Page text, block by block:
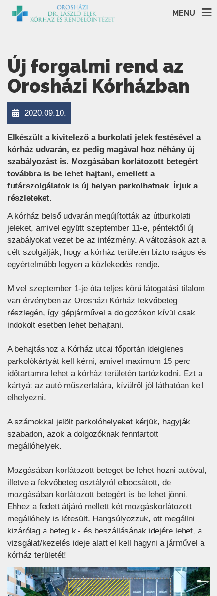
MENU
Új forgalmi rend az
Orosházi Kórházban
2020.09.10.
Elkészült a kivitelező a burkolati jelek festésével a
kórház udvarán, ez pedig magával hoz néhány új
szabályozást is. Mozgásában korlátozott betegért
továbbra is be lehet hajtani, emellett a
futárszolgálatok is új helyen parkolhatnak. Írjuk a
részleteket.
A kórház belső udvarán megújították az útburkolati
jeleket, amivel együtt szeptember 11-e, péntektől új
szabályokat vezet be az intézmény. A változások azt a
célt szolgálják, hogy a kórház területén biztonságos és
egyértelműbb legyen a közlekedés rendje.
Mivel szeptember 1-je óta teljes körű látogatási tilalom
van érvényben az Orosházi Kórház fekvőbeteg
részlegén, így gépjárművel a dolgozókon kívül csak
indokolt esetben lehet behajtani.
A behajtáshoz a Kórház utcai főportán ideiglenes
parkolókártyát kell kérni, amivel maximum 15 perc
időtartamra lehet a kórház területén tartózkodni. Ezt a
kártyát az autó műszerfalára, kívülről jól láthatóan kell
elhelyezni.
A számokkal jelölt parkolóhelyeket kérjük, hagyják
szabadon, azok a dolgozóknak fenntartott
megállóhelyek.
Mozgásában korlátozott beteget be lehet hozni autóval,
illetve a fekvőbeteg osztályról elbocsátott, de
mozgásában korlátozott betegért is be lehet jönni.
Ehhez a fedett átjáró mellett két mozgáskorlátozott
megállóhely is létesült. Hangsúlyozzuk, ott megállni
kizárólag a beteg ki- és beszállásának idejére lehet, a
vizsgálat/kezelés ideje alatt el kell hagyni a járművel a
kórház területét!